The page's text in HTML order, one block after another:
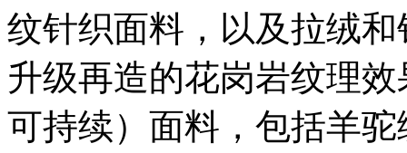
纹针织面料，以及拉绒
升级再造的花岗岩纹理
可持续）面料，包括羊